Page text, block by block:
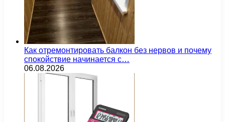
Как отремонтировать балкон без нервов и почему
спокойствие начинается с…
06.08.2026